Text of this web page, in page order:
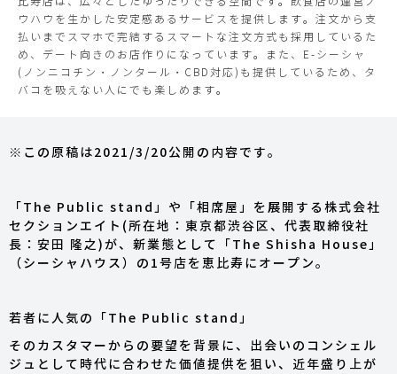
ウハウを生かした安定感あるサービスを提供します。注文から支
払いまでスマホで完結するスマートな注文方式も採用しているた
め、デート向きのお店作りになっています。また、E-シーシャ
(ノンニコチン・ノンタール・CBD対応)も提供しているため、タ
バコを吸えない人にでも楽しめます。
※この原稿は2021/3/20公開の内容です。
「The Public stand」や「相席屋」を展開する株式会社
セクションエイト(所在地：東京都渋谷区、代表取締役社
長：安田 隆之)が、新業態として「The Shisha House」
（シーシャハウス）の1号店を恵比寿にオープン。
若者に人気の「The Public stand」
そのカスタマーからの要望を背景に、出会いのコンシェル
ジュとして時代に合わせた価値提供を狙い、近年盛り上が